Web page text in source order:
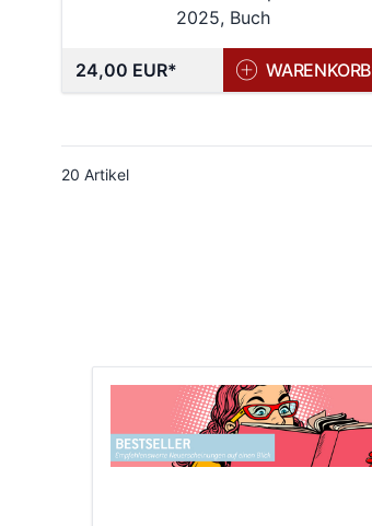
2025, Buch
24,00 EUR WARENKORB
20 Artikel